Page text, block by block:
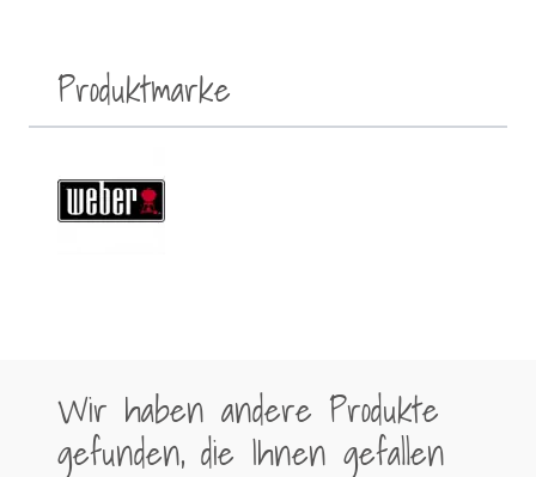
Produktmarke
Wir haben andere Produkte
gefunden, die Ihnen gefallen